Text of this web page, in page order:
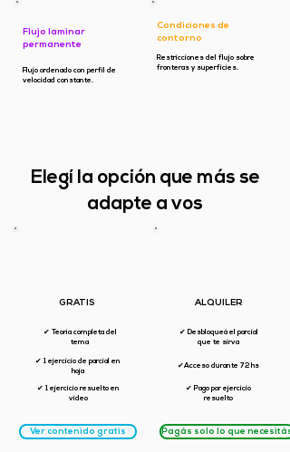
Flujo laminar
permanente
Flujo ordenado con perfil de
velocidad constante.
Condiciones de
contorno
Restricciones del flujo sobre
fronteras y superficies.
Elegí la opción que más se
adapte a vos
GRATIS
✔ Teoría completa del
tema
✔ 1 ejercicio de parcial en
hoja
✔ 1 ejercicio resuelto en
video
Ver contenido gratis
ALQUILER
✔ Desbloqueá el parcial
que te sirva
✔Acceso durante 72 hs
✔ Pago por ejercicio
resuelto
Pagás solo lo que necesitás